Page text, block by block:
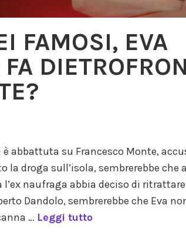
FAMOSI, EVA
è abbattuta su Francesco Monte,
la droga sull’isola, sembrerebbe che
naufraga abbia deciso di
Dandolo, sembrerebbe che Eva
… Leggi tutto